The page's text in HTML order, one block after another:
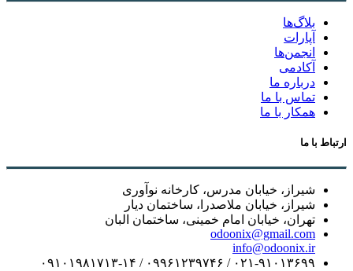
بلاگ‌ها
آپارات
انجمن‌ها
آکادمی
درباره ما
تماس با ما
همکار با ما
ارتباط با ما
شیراز، خیابان مدرس، کارخانه نوآوری
شیراز، خیابان ملاصدرا، ساختمان دیار
تهران، خیابان امام خمینی، ساختمان البان
odoonix@gmail.com
info@odoonix.ir
۰۲۱-۹۱۰۱۳۶۹۹ / ۰۹۹۶۱۲۳۹۷۴۶ / ۰۹۱۰۱۹۸۱۷۱۳-۱۴